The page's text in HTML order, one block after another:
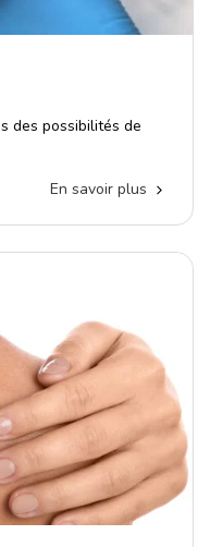
des possibilités de
En savoir plus